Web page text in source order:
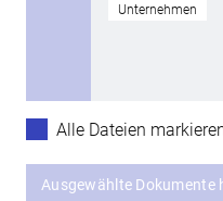
Unternehmen
Alle Dateien
Ausgewählte Dokumente